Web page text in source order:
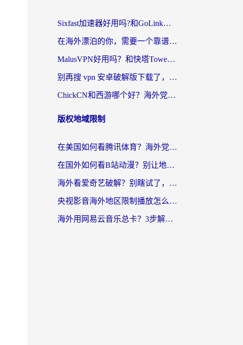
Sixfast加速器好用吗?和GoLink加速器对比哪个回国效果更好?海外党亲测实用指南
在海外漂泊的你，需要一个靠谱的“回国机场”
MalusVPN好用吗？和快塔TowerFastVPN对比哪个回国效果更好？海外党亲测实用指南
别再搜 vpn 安卓破解版下载了，海外党回国上网的正确姿势在这里
ChickCN和西游哪个好？海外党2026亲测回国加速器选择指南（附expressvpn中国对比）
版权地域限制
在美国如何看腾讯体育？海外党解锁NBA欧洲杯直播的终极攻略
在国外如何看B站动漫？别让地区限制打断你的追番节奏
海外看爱奇艺破解？别瞎试了，这才是留学生华人追剧看球的正确打开方式
央视影音海外地区限制播放怎么办？海外党亲测有效的回国加速指南
海外用网易云音乐总卡？3步解决版权限制+卡顿，还能听喜马拉雅！